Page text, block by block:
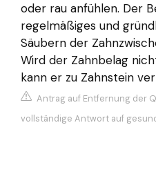
oder rau anfühlen. Der
regelmäßiges und
Säubern der
Wird der Zahnbelag
kann er zu Zahnstein
Antrag auf Entfernung der
vollständige Antwort auf